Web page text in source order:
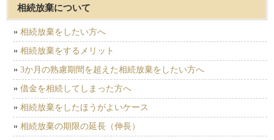
相続放棄について
相続放棄をしたい方へ
相続放棄をするメリット
3か月の熟慮期間を超えた相続放棄をしたい方へ
借金を相続してしまった方へ
相続放棄をしたほうがよいケース
相続放棄の期限の延長（伸長）